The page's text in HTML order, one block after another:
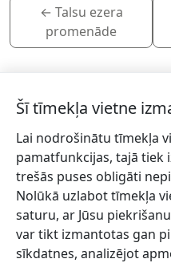
← Talsu ezera
promenāde
Piesakies
Pieraksties jaunumiem e-
jaunākās aktualitātes.
Šī tīmekļa vietne
Lai nodrošinātu tīmekļa
pamatfunkcijas, tajā tiek
trešās puses obligāti
Nolūkā uzlabot tīmekļa
saturu, ar Jūsu
var tikt izmantotas gan
sīkdatnes, analizējot